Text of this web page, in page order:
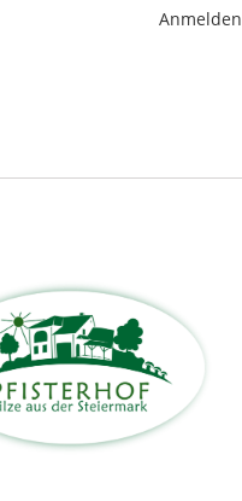
Anmelden